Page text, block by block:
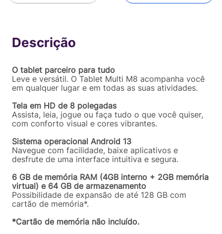
R$899,10
74
O tablet parceiro para tudo
Leve e versátil. O Tablet Multi M8 acompanha você
em qualquer lugar e em todas as suas atividades.
Tela em HD de 8 polegadas
Assista, leia, jogue ou faça tudo o que você quiser,
com conforto visual e cores vibrantes.
Sistema operacional Android 13
Navegue com facilidade, baixe aplicativos e
desfrute de uma interface intuitiva e segura.
6 GB de memória RAM (4GB interno + 2GB memória
virtual) e 64 GB de armazenamento
Possibilidade de expansão de até 128 GB com
cartão de memória*.
*Cartão de memória não incluído.